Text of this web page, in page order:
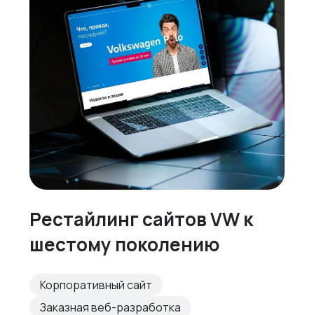
Рестайлинг сайтов VW к
шестому поколению
Корпоративный сайт
Заказная веб-разработка